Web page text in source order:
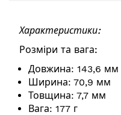
Характеристики:
Розміри та вага:
Довжина: 143,6 мм
Ширина: 70,9 мм
Товщина: 7,7 мм
Вага: 177 г